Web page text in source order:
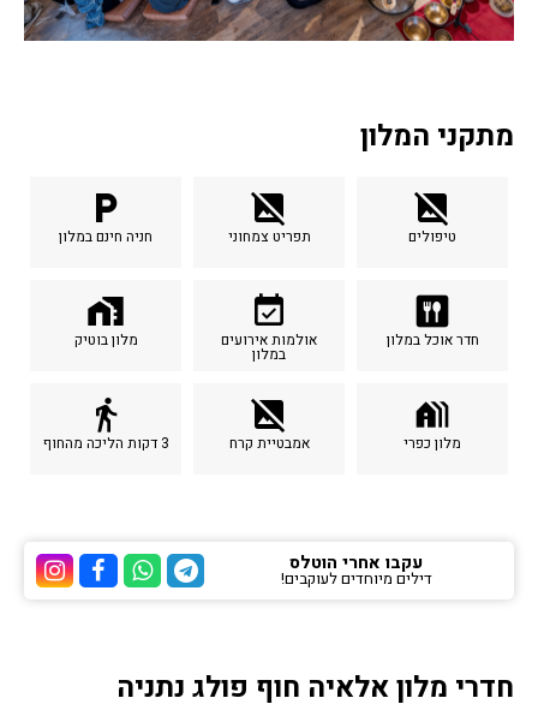
מתקני המלון
image_not_supported
טיפולים
image_not_supported
תפריט צמחוני
local_parking
חניה חינם במלון
dining
חדר אוכל במלון
event_available
אולמות אירועים
במלון
home_work
מלון בוטיק
holiday_village
מלון כפרי
image_not_supported
אמבטיית קרח
directions_walk
3 דקות הליכה מהחוף
ערוץ ערוץ
ערוץ הוואטסאפ של
ערוץ הטלגרם של הוטלס
עקבו אחרי הוטלס
דילים מיוחדים לעוקבים!
חדרי מלון אלאיה חוף פולג נתניה